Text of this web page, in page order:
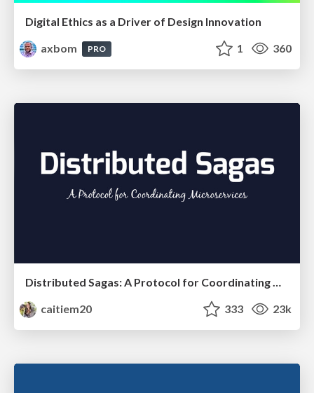
Digital Ethics as a Driver of Design Innovation
axbom
PRO 1 360
Distributed Sagas: A Protocol for Coordinating Microservices
caitiem20
333 23k